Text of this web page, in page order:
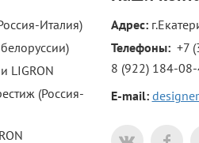
Италия)
LIGRON
(Россия-
Адрес:
Телефоны: +7
8 (922) 184-
E-mail: